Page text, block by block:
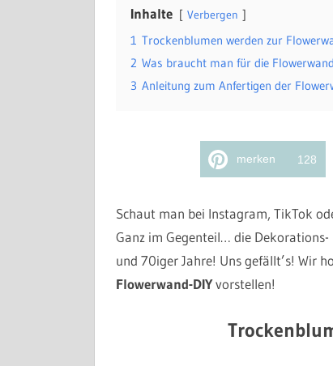
Inhalte Verbergen
1 Trockenblumen werden zur
2 Was braucht man für die
3 Anleitung zum Anfertigen der
merken 128
Schaut man bei Instagram, TikTok
Ganz im Gegenteil… die
und 70iger Jahre! Uns gefällt’s! Wir
Flowerwand-DIYvorstellen!